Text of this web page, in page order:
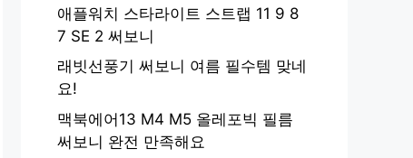
애플워치 스타라이트 스트랩 11 9 8
7 SE 2 써보니
래빗선풍기 써보니 여름 필수템 맞네
요!
맥북에어13 M4 M5 올레포빅 필름
써보니 완전 만족해요